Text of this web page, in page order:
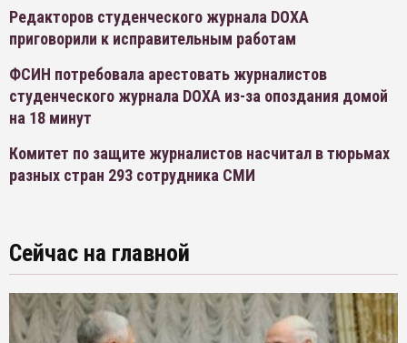
Редакторов студенческого журнала DOXA
приговорили к исправительным работам
ФСИН потребовала арестовать журналистов
студенческого журнала DOXA из-за опоздания домой
на 18 минут
Комитет по защите журналистов насчитал в тюрьмах
разных стран 293 сотрудника СМИ
Сейчас на главной